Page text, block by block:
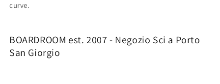
curve.
BOARDROOM est. 2007 - Negozio Sci a Porto
San Giorgio